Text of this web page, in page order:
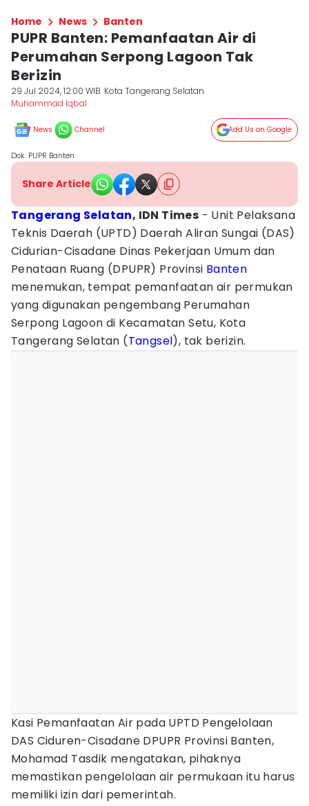
Home News Banten
PUPR Banten: Pemanfaatan Air di
Perumahan Serpong Lagoon Tak
Berizin
29 Jul 2024, 12:00 WIB Kota Tangerang Selatan
Muhammad Iqbal
News Channel Add Us on Google
Dok. PUPR Banten
Share Article
Tangerang Selatan, IDN Times - Unit Pelaksana
Teknis Daerah (UPTD) Daerah Aliran Sungai (DAS)
Cidurian-Cisadane Dinas Pekerjaan Umum dan
Penataan Ruang (DPUPR) Provinsi Banten
menemukan, tempat pemanfaatan air permukan
yang digunakan pengembang Perumahan
Serpong Lagoon di Kecamatan Setu, Kota
Tangerang Selatan (Tangsel), tak berizin.
Kasi Pemanfaatan Air pada UPTD Pengelolaan
DAS Ciduren-Cisadane DPUPR Provinsi Banten,
Mohamad Tasdik mengatakan, pihaknya
memastikan pengelolaan air permukaan itu harus
memiliki izin dari pemerintah.